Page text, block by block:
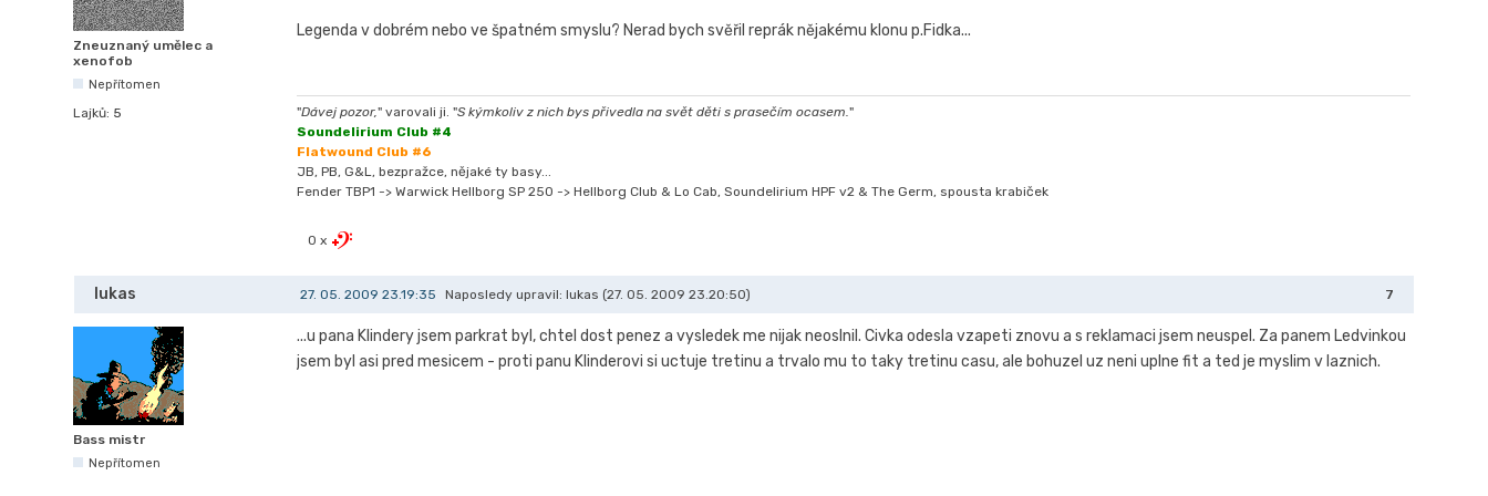
Zneuznaný umělec a
xenofob
Nepřítomen
Lajků: 5
Legenda v dobrém nebo ve špatném smyslu? Nerad bych svěřil reprák nějakému klonu p.Fidka...
"Dávej pozor," varovali ji. "S kýmkoliv z nich bys přivedla na svět děti s prasečím ocasem."
Soundelirium Club #4
Flatwound Club #6
JB, PB, G&L, bezpražce, nějaké ty basy...
Fender TBP1 -> Warwick Hellborg SP 250 -> Hellborg Club & Lo Cab, Soundelirium HPF v2 & The Germ, spousta krabiček
0 x
7
lukas 27. 05. 2009 23.19:35 Naposledy upravil: lukas (27. 05. 2009 23.20:50)
Bass mistr
Nepřítomen
...u pana Klindery jsem parkrat byl, chtel dost penez a vysledek me nijak neoslnil. Civka odesla vzapeti znovu a s reklamaci jsem neuspel. Za panem Ledvinkou
jsem byl asi pred mesicem - proti panu Klinderovi si uctuje tretinu a trvalo mu to taky tretinu casu, ale bohuzel uz neni uplne fit a ted je myslim v laznich.